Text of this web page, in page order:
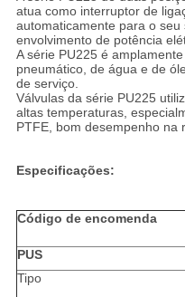
atua como interruptor de
automaticamente para o
envolvimento de potência
A série PU225 é
pneumático, de água e de
de serviço.
Válvulas da série PU225
altas temperaturas,
PTFE, bom desempenho na
Especificações:
Código de encomenda
PUS
Tipo